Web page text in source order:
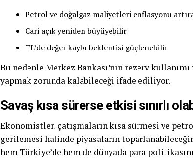
Petrol ve doğalgaz maliyetleri enflasyonu
Cari açık yeniden büyüyebilir
TL’de değer kaybı beklentisi güçlenebilir
Bu nedenle Merkez Bankası’nın rezerv
yapmak zorunda kalabileceği ifade ediliyor.
Savaş kısa sürerse etkisi sınırlı
Ekonomistler, çatışmaların kısa sürmesi ve
gerilemesi halinde piyasaların
hem Türkiye’de hem de dünyada para